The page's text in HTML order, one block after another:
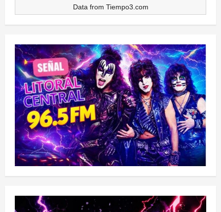
Data from Tiempo3.com